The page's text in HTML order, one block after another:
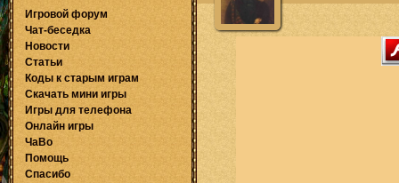
Игровой форум
Чат-беседка
Новости
Статьи
Коды к старым играм
Скачать мини игры
Игры для телефона
Онлайн игры
ЧаВо
Помощь
Спасибо